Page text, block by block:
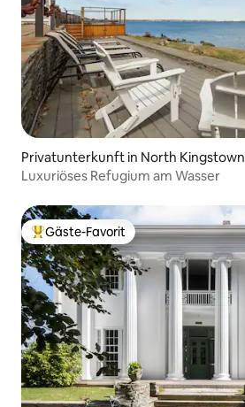
Privatunterkunft in North Kingstown
Luxuriöses Refugium am Wasser
Beliebter Gäste-Favorit.
Gäste-Favorit